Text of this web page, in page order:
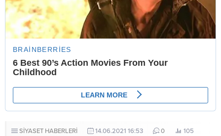
SİYASET HABERLERİ 14.06.2021 16:53 0 105